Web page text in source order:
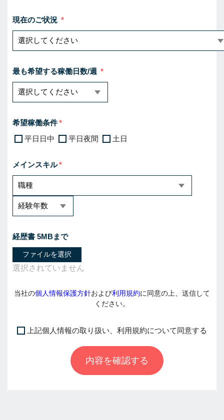
現在のご状況
最も希望する稼働日数/週
希望稼働条件
平日日中
平日夜間 土日
メインスキル
経歴書 5MBまで
ファイルを選択
当社の個人情報保護方針および利用規約に同意の上、送信して
ください。
上記個人情報の取り扱い、利用規約について同意する
内容を確認する